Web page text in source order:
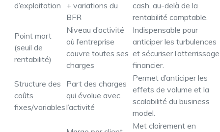
d’exploitation
+ variations du
BFR
cash, au-delà de la
rentabilité comptable.
Point mort
(seuil de
rentabilité)
Niveau d’activité
où l’entreprise
couvre toutes ses
charges
Indispensable pour
anticiper les turbulences
et sécuriser l’atterrissage
financier.
Structure des
coûts
fixes/variables
Part des charges
qui évolue avec
l’activité
Permet d’anticiper les
effets de volume et la
scalabilité du business
model.
Met clairement en